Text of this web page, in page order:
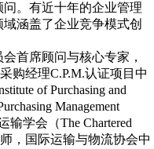
。有近十年的企业管理
涵盖了企业竞争模式创
首席顾问与核心专家，
购经理C.P.M.认证项目中
of Purchasing and
Management
输学会（The Chartered
，国际运输与物流协会中